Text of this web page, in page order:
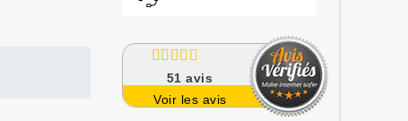
51avis
Voir les avis